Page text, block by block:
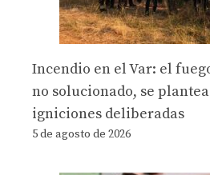
Incendio en el Var: el
no solucionado, se
igniciones deliberadas
5 de agosto de 2026